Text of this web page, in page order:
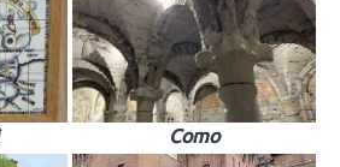
Como